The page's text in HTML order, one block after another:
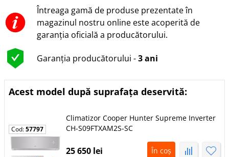
casnic1.Puterea: alege puterea potrivită pentru un
curent de aer adecvat, optim locuinței tale. Verifică câți
BTU are aparatul de aer condiționat și alege-l pe acela
care se va potrivi perfect anume locuinței
tale.2.Capacitatea economică: un aparat de aer
condiționat are sarcina nu doar de a garanta un confort
termic, dar și economic, astfel încât să îți vină facturi la
energie electrică cât mai mici.3.Modelul climatizatorului:
răcire, de încălzire, universale, astfel încât să te bucuri de
confortul propriei tale locuințe.
Întreaga gamă de produse prezentate în
magazinul nostru online este acoperită de
garanția oficială a producătorului.
Garanția producătorului -3 ani
Acest model după suprafața deservită:
Cod:57797
Climatizor Сooper Hunter Supreme Inverter
CH-S09FTXAM2S-SC
25 650 lei În coș